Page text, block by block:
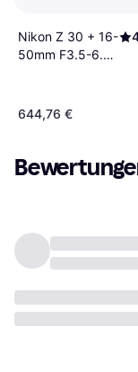
Nikon Z 30 + 16-
50mm F3.5-6.3
644,76 €